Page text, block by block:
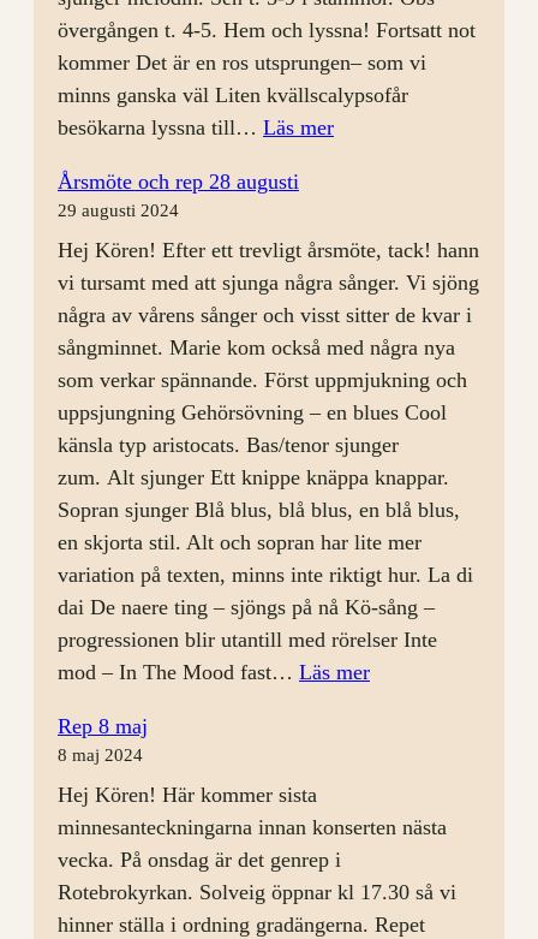
övergången t. 4-5. Hem och lyssna! Fortsatt not
kommer Det är en ros utsprungen– som vi
minns ganska väl Liten kvällscalypsofår
besökarna lyssna till… Läs mer:
Öppet
Hus
Årsmöte och rep 28 augusti
29 augusti 2024
Hej Kören! Efter ett trevligt årsmöte, tack! hann
vi tursamt med att sjunga några sånger. Vi sjöng
några av vårens sånger och visst sitter de kvar i
sångminnet. Marie kom också med några nya
som verkar spännande. Först uppmjukning och
uppsjungning Gehörsövning – en blues Cool
känsla typ aristocats. Bas/tenor sjunger
zum. Alt sjunger Ett knippe knäppa knappar.
Sopran sjunger Blå blus, blå blus, en blå blus,
en skjorta stil. Alt och sopran har lite mer
variation på texten, minns inte riktigt hur. La di
dai De naere ting – sjöngs på nå Kö-sång –
progressionen blir utantill med rörelser Inte
mod – In The Mood fast… Läs mer:
augusti
Rep 8 maj
8 maj 2024
Hej Kören! Här kommer sista
minnesanteckningarna innan konserten nästa
vecka. På onsdag är det genrep i
Rotebrokyrkan. Solveig öppnar kl 17.30 så vi
hinner ställa i ordning gradängerna. Repet